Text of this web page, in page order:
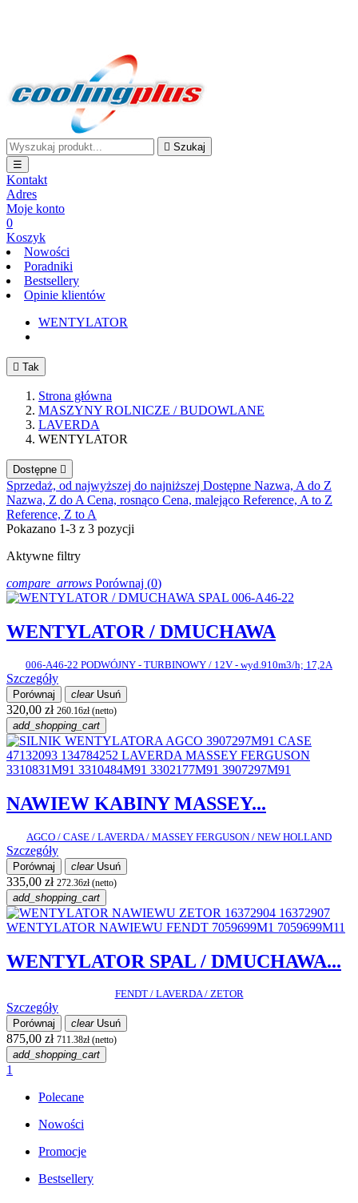
 Szukaj
☰
Kontakt
Adres
Moje konto
0
Koszyk
Nowości
Poradniki
Bestsellery
Opinie klientów
WENTYLATOR
 Tak
Strona główna
MASZYNY ROLNICZE / BUDOWLANE
LAVERDA
WENTYLATOR
Dostępne 
Sprzedaż, od najwyższej do najniższej Dostępne Nazwa, A do Z
Nazwa, Z do A Cena, rosnąco Cena, malejąco Reference, A to Z
Reference, Z to A
Pokazano 1-3 z 3 pozycji
Aktywne filtry
compare_arrows Porównaj (0)
WENTYLATOR / DMUCHAWA
006-A46-22 PODWÓJNY - TURBINOWY / 12V - wyd.910m3/h; 17,2A
Szczegóły
Porównaj clearUsuń
320,00 zł 260.16zł (netto)
add_shopping_cart
NAWIEW KABINY MASSEY...
AGCO / CASE / LAVERDA / MASSEY FERGUSON / NEW HOLLAND
Szczegóły
Porównaj clearUsuń
335,00 zł 272.36zł (netto)
add_shopping_cart
WENTYLATOR SPAL / DMUCHAWA...
FENDT / LAVERDA / ZETOR
Szczegóły
Porównaj clearUsuń
875,00 zł 711.38zł (netto)
add_shopping_cart
1
Polecane
Nowości
Promocje
Bestsellery